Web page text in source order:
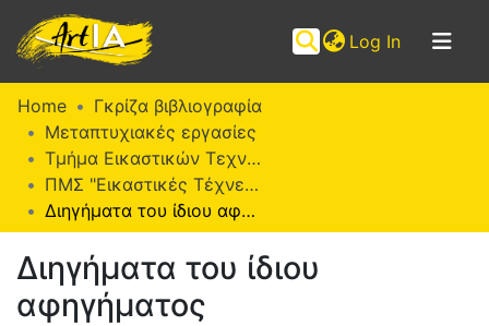
Log In (current)
Communities
Collections
Browse ArtIA
Statistics
Home
Γκρίζα βιβλιογραφία
Μεταπτυχιακές εργασίες
Τμήμα Εικαστικών Τεχνών
ΠΜΣ "Εικαστικές Τέχνες" (ΜΕΤ)
Διηγήματα του ίδιου αφηγήματος
Διηγήματα του ίδιου
αφηγήματος